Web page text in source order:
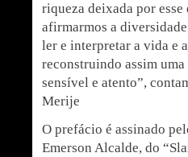
riqueza deixada por
afirmarmos a
ler e interpretar a vida e
reconstruindo assim
sensível e atento”,
Merije
O prefácio é assinado
Emerson Alcalde, do